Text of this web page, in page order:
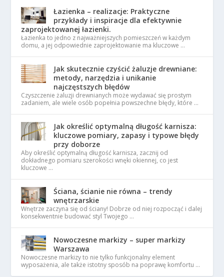
Łazienka – realizacje: Praktyczne
przykłady i inspiracje dla efektywnie
zaprojektowanej łazienki.
Łazienka to jedno z najważniejszych pomieszczeń w każdym
domu, a jej odpowiednie zaprojektowanie ma kluczowe …
Jak skutecznie czyścić żaluzje drewniane:
metody, narzędzia i unikanie
najczęstszych błędów
Czyszczenie żaluzji drewnianych może wydawać się prostym
zadaniem, ale wiele osób popełnia powszechne błędy, które …
Jak określić optymalną długość karnisza:
kluczowe pomiary, zapasy i typowe błędy
przy doborze
Aby określić optymalną długość karnisza, zacznij od
dokładnego pomiaru szerokości wnęki okiennej, co jest
kluczowe …
Ściana, ścianie nie równa – trendy
wnętrzarskie
Wnętrze zaczyna się od ściany! Dobrze od niej rozpocząć i dalej
konsekwentnie budować styl Twojego …
Nowoczesne markizy – super markizy
Warszawa
Nowoczesne markizy to nie tylko funkcjonalny element
wyposażenia, ale także istotny sposób na poprawę komfortu …